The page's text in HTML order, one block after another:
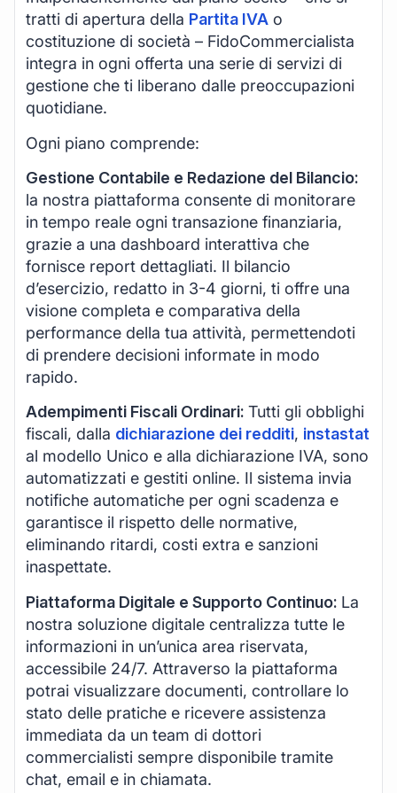
tratti di apertura della Partita IVA o
costituzione di società – FidoCommercialista
integra in ogni offerta una serie di servizi di
gestione che ti liberano dalle preoccupazioni
quotidiane.
Ogni piano comprende:
Gestione Contabile e Redazione del Bilancio:
la nostra piattaforma consente di monitorare
in tempo reale ogni transazione finanziaria,
grazie a una dashboard interattiva che
fornisce report dettagliati. Il bilancio
d’esercizio, redatto in 3-4 giorni, ti offre una
visione completa e comparativa della
performance della tua attività, permettendoti
di prendere decisioni informate in modo
rapido.
Adempimenti Fiscali Ordinari: Tutti gli obblighi
fiscali, dalla dichiarazione dei redditi, instastat
al modello Unico e alla dichiarazione IVA, sono
automatizzati e gestiti online. Il sistema invia
notifiche automatiche per ogni scadenza e
garantisce il rispetto delle normative,
eliminando ritardi, costi extra e sanzioni
inaspettate.
Piattaforma Digitale e Supporto Continuo: La
nostra soluzione digitale centralizza tutte le
informazioni in un’unica area riservata,
accessibile 24/7. Attraverso la piattaforma
potrai visualizzare documenti, controllare lo
stato delle pratiche e ricevere assistenza
immediata da un team di dottori
commercialisti sempre disponibile tramite
chat, email e in chiamata.